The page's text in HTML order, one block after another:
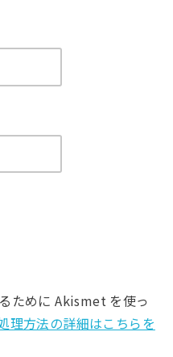
ために Akismet を使っ
理方法の詳細はこちらを